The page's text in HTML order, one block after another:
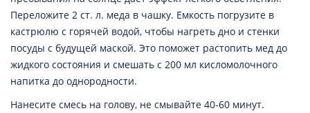
Переложите 2 ст. л. меда в чашку. Емкость погрузите в
кастрюлю с горячей водой, чтобы нагреть дно и стенки
посуды с будущей маской. Это поможет растопить мед до
жидкого состояния и смешать с 200 мл кисломолочного
напитка до однородности.
Нанесите смесь на голову, не смывайте 40-60 минут.